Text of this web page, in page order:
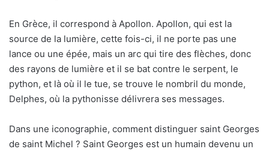
En Grèce, il correspond à Apollon. Apollon, qui est la
source de la lumière, cette fois-ci, il ne porte pas une
lance ou une épée, mais un arc qui tire des flèches, donc
des rayons de lumière et il se bat contre le serpent, le
python, et là où il le tue, se trouve le nombril du monde,
Delphes, où la pythonisse délivrera ses messages.
Dans une iconographie, comment distinguer saint Georges
de saint Michel ? Saint Georges est un humain devenu un